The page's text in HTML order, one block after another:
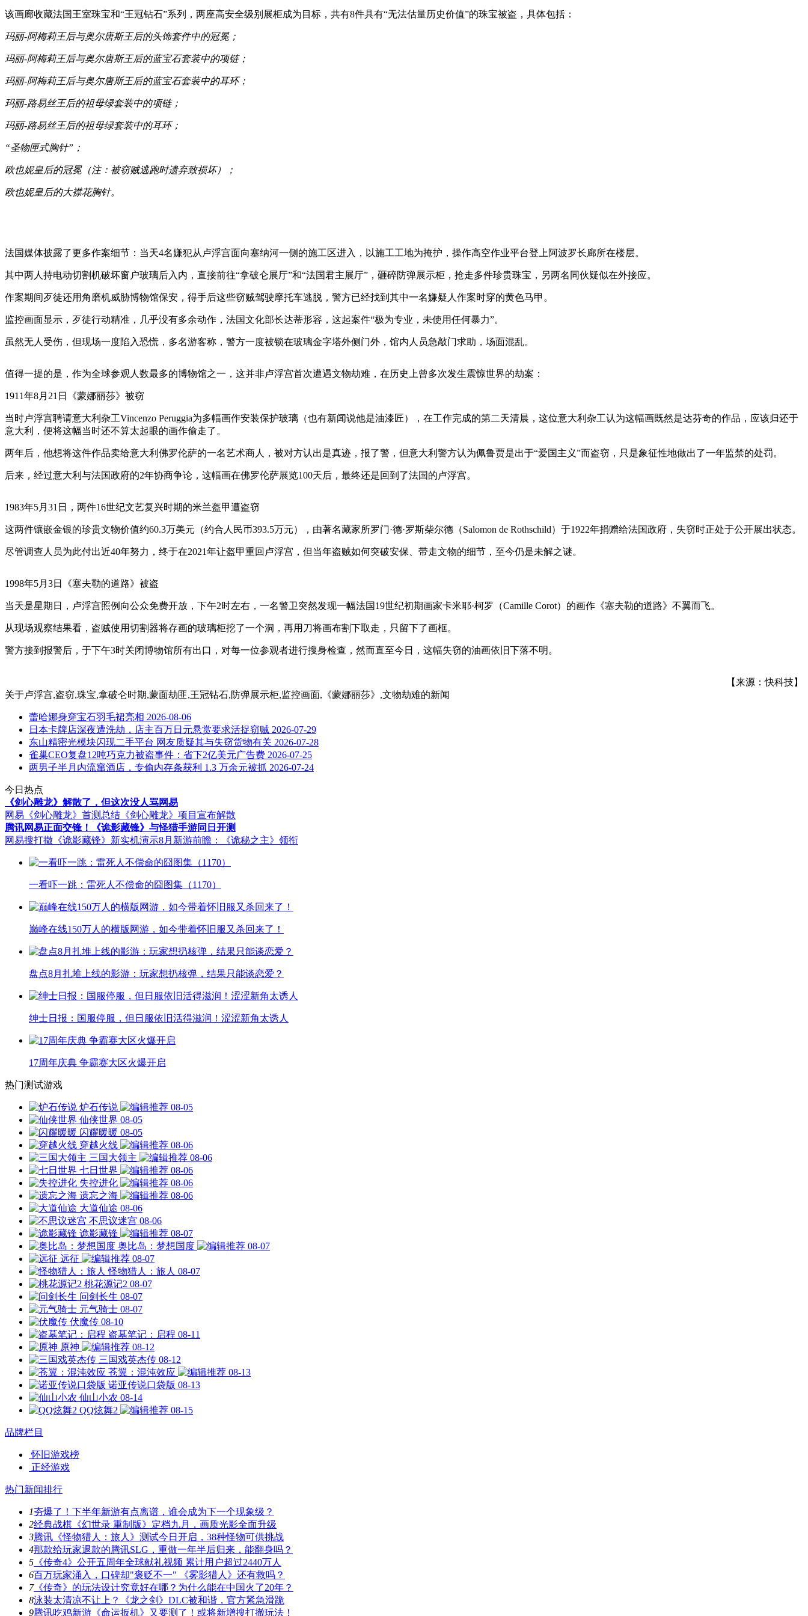
该画廊收藏法国王室珠宝和“王冠钻石”系列，两座高安全级别展柜成为目标，共有8件具有“无法估量历史价值”的珠宝被盗，具体包括：
玛丽-阿梅莉王后与奥尔唐斯王后的头饰套件中的冠冕；
玛丽-阿梅莉王后与奥尔唐斯王后的蓝宝石套装中的项链；
玛丽-阿梅莉王后与奥尔唐斯王后的蓝宝石套装中的耳环；
玛丽-路易丝王后的祖母绿套装中的项链；
玛丽-路易丝王后的祖母绿套装中的耳环；
“圣物匣式胸针”；
欧也妮皇后的冠冕（注：被窃贼逃跑时遗弃致损坏）；
欧也妮皇后的大襟花胸针。
法国媒体披露了更多作案细节：当天4名嫌犯从卢浮宫面向塞纳河一侧的施工区进入，以施工工地为掩护，操作高空作业平台登上阿波罗长廊所在楼层。
其中两人持电动切割机破坏窗户玻璃后入内，直接前往“拿破仑展厅”和“法国君主展厅”，砸碎防弹展示柜，抢走多件珍贵珠宝，另两名同伙疑似在外接应。
作案期间歹徒还用角磨机威胁博物馆保安，得手后这些窃贼驾驶摩托车逃脱，警方已经找到其中一名嫌疑人作案时穿的黄色马甲。
监控画面显示，歹徒行动精准，几乎没有多余动作，法国文化部长达蒂形容，这起案件“极为专业，未使用任何暴力”。
虽然无人受伤，但现场一度陷入恐慌，多名游客称，警方一度被锁在玻璃金字塔外侧门外，馆内人员急敲门求助，场面混乱。
值得一提的是，作为全球参观人数最多的博物馆之一，这并非卢浮宫首次遭遇文物劫难，在历史上曾多次发生震惊世界的劫案：
1911年8月21日《蒙娜丽莎》被窃
当时卢浮宫聘请意大利杂工Vincenzo Peruggia为多幅画作安装保护玻璃（也有新闻说他是油漆匠），在工作完成的第二天清晨，这位意大利杂工认为这幅画既然是达芬奇的作品，应该归还于
意大利，便将这幅当时还不算太起眼的画作偷走了。
两年后，他想将这件作品卖给意大利佛罗伦萨的一名艺术商人，被对方认出是真迹，报了警，但意大利警方认为佩鲁贾是出于“爱国主义”而盗窃，只是象征性地做出了一年监禁的处罚。
后来，经过意大利与法国政府的2年协商争论，这幅画在佛罗伦萨展览100天后，最终还是回到了法国的卢浮宫。
1983年5月31日，两件16世纪文艺复兴时期的米兰盔甲遭盗窃
这两件镶嵌金银的珍贵文物价值约60.3万美元（约合人民币393.5万元），由著名藏家所罗门·德·罗斯柴尔德（Salomon de Rothschild）于1922年捐赠给法国政府，失窃时正处于公开展出状态。
尽管调查人员为此付出近40年努力，终于在2021年让盔甲重回卢浮宫，但当年盗贼如何突破安保、带走文物的细节，至今仍是未解之谜。
1998年5月3日《塞夫勒的道路》被盗
当天是星期日，卢浮宫照例向公众免费开放，下午2时左右，一名警卫突然发现一幅法国19世纪初期画家卡米耶·柯罗（Camille Corot）的画作《塞夫勒的道路》不翼而飞。
从现场观察结果看，盗贼使用切割器将存画的玻璃柜挖了一个洞，再用刀将画布割下取走，只留下了画框。
警方接到报警后，于下午3时关闭博物馆所有出口，对每一位参观者进行搜身检查，然而直至今日，这幅失窃的油画依旧下落不明。
【来源：快科技】
关于卢浮宫,盗窃,珠宝,拿破仑时期,蒙面劫匪,王冠钻石,防弹展示柜,监控画面,《蒙娜丽莎》,文物劫难的新闻
蕾哈娜身穿宝石羽毛裙亮相 2026-08-06
日本卡牌店深夜遭洗劫，店主百万日元悬赏要求活捉窃贼 2026-07-29
东山精密光模块闪现二手平台 网友质疑其与失窃货物有关 2026-07-28
雀巢CEO复盘12吨巧克力被盗事件：省下2亿美元广告费 2026-07-25
两男子半月内流窜酒店，专偷内存条获利 1.3 万余元被抓 2026-07-24
今日热点
《剑心雕龙》解散了，但这次没人骂网易
网易《剑心雕龙》首测总结 《剑心雕龙》项目宣布解散
腾讯网易正面交锋！《诡影藏锋》与怪猎手游同日开测
网易搜打撤《诡影藏锋》新实机演示8月新游前瞻：《诡秘之主》领衔
一看吓一跳：雷死人不偿命的囧图集（1170）
巅峰在线150万人的横版网游，如今带着怀旧服又杀回来了！
盘点8月扎堆上线的影游：玩家想扔核弹，结果只能谈恋爱？
绅士日报：国服停服，但日服依旧活得滋润！涩涩新角太诱人
17周年庆典 争霸赛大区火爆开启
热门测试游戏
炉石传说
08-05
仙侠世界 08-05
闪耀暖暖 08-05
穿越火线
08-06
三国大领主
08-06
七日世界
08-06
失控进化
08-06
遗忘之海
08-06
大道仙途 08-06
不思议迷宫 08-06
诡影藏锋
08-07
奥比岛：梦想国度
08-07
远征
08-07
怪物猎人：旅人 08-07
桃花源记2 08-07
问剑长生 08-07
元气骑士 08-07
伏魔传 08-10
盗墓笔记：启程 08-11
原神
08-12
三国戏英杰传 08-12
苍翼：混沌效应
08-13
诺亚传说口袋版 08-13
仙山小农 08-14
QQ炫舞2
08-15
品牌栏目
怀旧游戏榜
正经游戏
热门新闻排行
1夯爆了！下半年新游有点离谱，谁会成为下一个现象级？
2经典战棋《幻世录 重制版》定档九月，画质光影全面升级
3腾讯《怪物猎人：旅人》测试今日开启，38种怪物可供挑战
4那款给玩家退款的腾讯SLG，重做一年半后归来，能翻身吗？
5 《传奇4》公开五周年全球献礼视频 累计用户超过2440万人
6百万玩家涌入，口碑却"褒贬不一" 《雾影猎人》还有救吗？
7《传奇》的玩法设计究竟好在哪？为什么能在中国火了20年？
8泳装太清凉不让上？《龙之剑》DLC被和谐，官方紧急滑跪
9腾讯吃鸡新游《命运扳机》又要测了！或将新增搜打撤玩法！